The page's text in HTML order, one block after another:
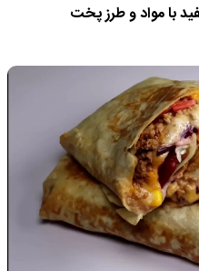
با مواد و طرز پخت